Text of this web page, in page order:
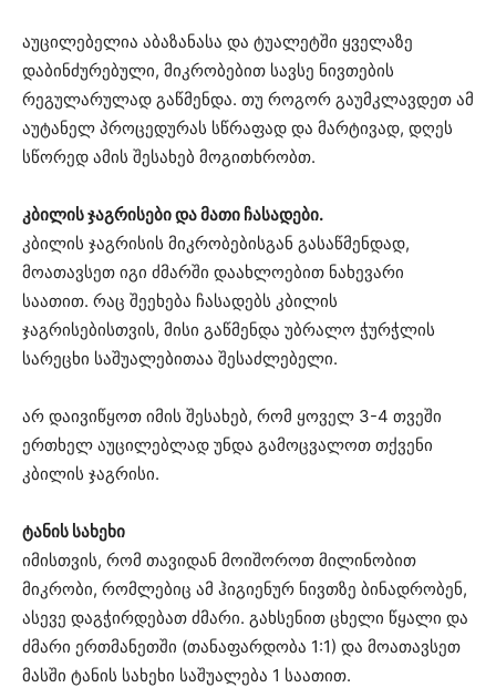
აუცილებელია აბაზანასა და ტუალეტში ყველაზე
დაბინძურებული, მიკრობებით სავსე ნივთების
რეგულარულად გაწმენდა. თუ როგორ გაუმკლავდეთ ამ
აუტანელ პროცედურას სწრაფად და მარტივად, დღეს
სწორედ ამის შესახებ მოგითხრობთ.
კბილის ჯაგრისები და მათი ჩასადები.
კბილის ჯაგრისის მიკრობებისგან გასაწმენდად,
მოათავსეთ იგი ძმარში დაახლოებით ნახევარი
საათით. რაც შეეხება ჩასადებს კბილის
ჯაგრისებისთვის, მისი გაწმენდა უბრალო ჭურჭლის
სარეცხი საშუალებითაა შესაძლებელი.
არ დაივიწყოთ იმის შესახებ, რომ ყოველ 3-4 თვეში
ერთხელ აუცილებლად უნდა გამოცვალოთ თქვენი
კბილის ჯაგრისი.
ტანის სახეხი
იმისთვის, რომ თავიდან მოიშოროთ მილინობით
მიკრობი, რომლებიც ამ ჰიგიენურ ნივთზე ბინადრობენ,
ასევე დაგჭირდებათ ძმარი. გახსენით ცხელი წყალი და
ძმარი ერთმანეთში (თანაფარდობა 1:1) და მოათავსეთ
მასში ტანის სახეხი საშუალება 1 საათით.